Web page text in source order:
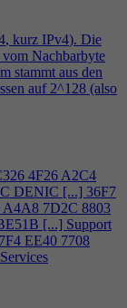
, kurz IPv4). Die
vom Nachbarbyte
stammt aus den
auf 2^128 (also
4F26 A2C4
DENIC [...] 36F7
A4A8 7D2C 8803
[...] Support
4 EE40 7708